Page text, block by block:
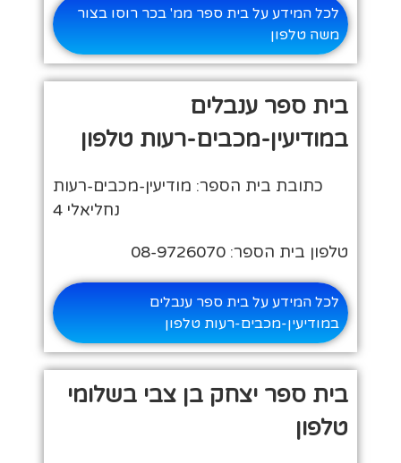
לכל המידע על בית ספר ממ' בכר רוסו בצור
משה טלפון
בית ספר ענבלים
במודיעין-מכבים-רעות טלפון
כתובת בית הספר: מודיעין-מכבים-רעות
נחליאלי 4
טלפון בית הספר: 08-9726070
לכל המידע על בית ספר ענבלים
במודיעין-מכבים-רעות טלפון
בית ספר יצחק בן צבי בשלומי
טלפון